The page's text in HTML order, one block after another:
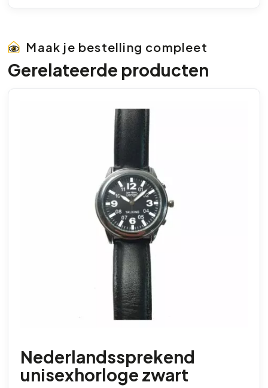
Maak je bestelling compleet
Gerelateerde producten
Nederlandssprekend
unisexhorloge zwart